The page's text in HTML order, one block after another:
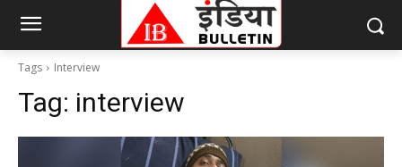
Tags Interview
Tag: interview